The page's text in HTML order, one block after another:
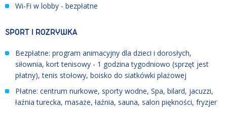
Wi-Fi w lobby - bezpłatne
SPORT I ROZRYWKA
Bezpłatne: program animacyjny dla dzieci i dorosłych,
siłownia, kort tenisowy - 1 godzina tygodniowo (sprzęt jest
płatny), tenis stołowy, boisko do siatkówki plażowej
Płatne: centrum nurkowe, sporty wodne, Spa, bilard, jacuzzi,
łaźnia turecka, masaże, łaźnia, sauna, salon piękności, fryzjer